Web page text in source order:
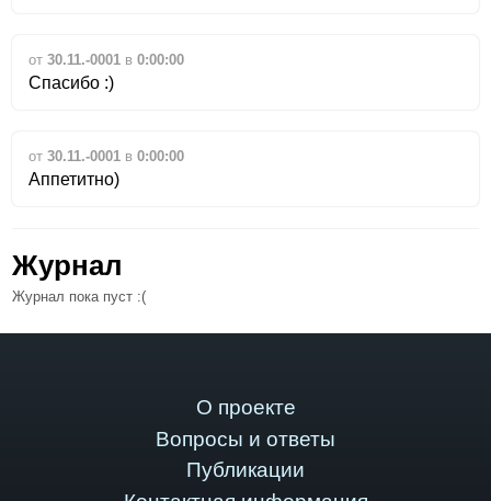
от30.11.-0001 в0:00:00
Спасибо :)
от30.11.-0001 в0:00:00
Аппетитно)
Журнал
Журнал пока пуст :(
О проекте
Вопросы и ответы
Публикации